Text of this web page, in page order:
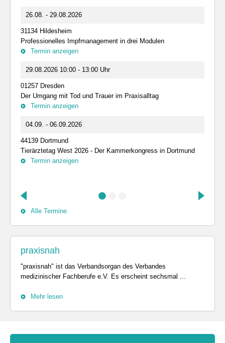
26.08. - 29.08.2026
31134 Hildesheim
Professionelles Impfmanagement in drei Modulen
Termin anzeigen
29.08.2026 10:00 - 13:00 Uhr
01257 Dresden
Der Umgang mit Tod und Trauer im Praxisalltag
Termin anzeigen
04.09. - 06.09.2026
44139 Dortmund
Tierärztetag West 2026 - Der Kammerkongress in Dortmund
Termin anzeigen
Alle Termine
praxisnah
"praxisnah" ist das Verbandsorgan des Verbandes
medizinischer Fachberufe e.V. Es erscheint sechsmal ...
Mehr lesen